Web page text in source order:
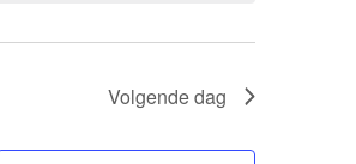
Volgende dag